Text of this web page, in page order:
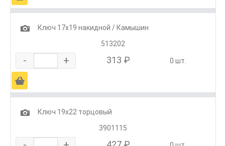
1
Ключ 17х19 накидной / Камышин
513202
- + 313 ₽ 0 шт.
Ä
1
Ключ 19х22 торцовый
3901115